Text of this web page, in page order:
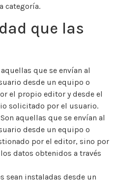
categoría.
que las
que se envían al
desde un equipo o
el propio editor y desde el
solicitado por el usuario.
Son aquellas que se envían al
desde un equipo o
por el editor, sino por
datos obtenidos a través
sean instaladas desde un